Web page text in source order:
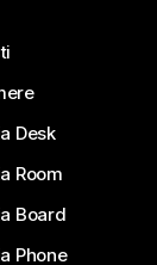
Desk
Room
Board
Phone